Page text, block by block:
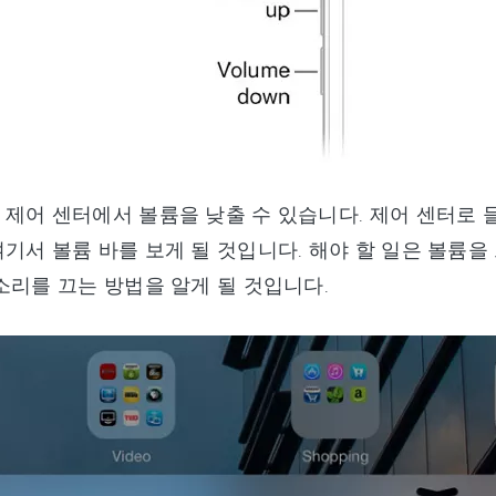
어 센터에서 볼륨을 낮출 수 있습니다. 제어 센터로
서 볼륨 바를 보게 될 것입니다. 해야 할 일은 볼륨
리를 끄는 방법을 알게 될 것입니다.